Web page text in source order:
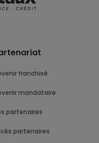
franchisé
mandataire
partenaires
partenaires